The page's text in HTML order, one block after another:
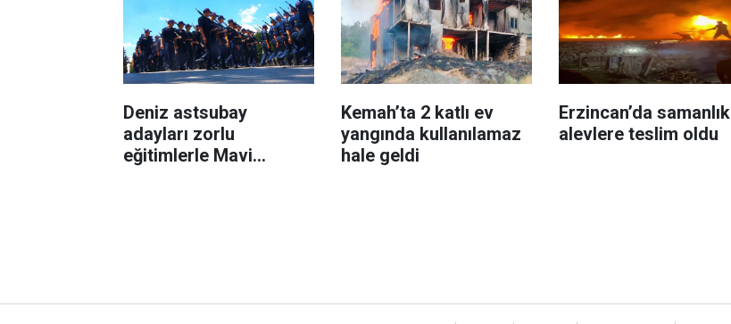
Deniz astsubay
adayları zorlu
eğitimlerle Mavi
Kemah’ta 2 katlı ev
yangında kullanılamaz
hale geldi
Erzincan’da samanlık
alevlere teslim oldu